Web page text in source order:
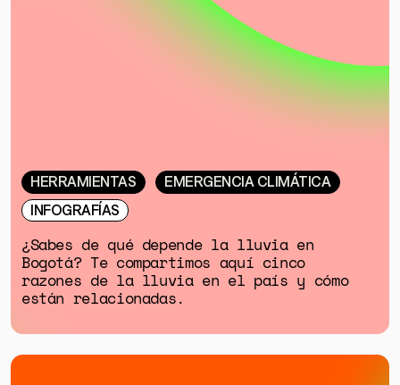
HERRAMIENTAS
EMERGENCIA CLIMÁTICA
INFOGRAFÍAS
¿Sabes de qué depende la lluvia en
Bogotá? Te compartimos aquí cinco
razones de la lluvia en el país y cómo
están relacionadas.